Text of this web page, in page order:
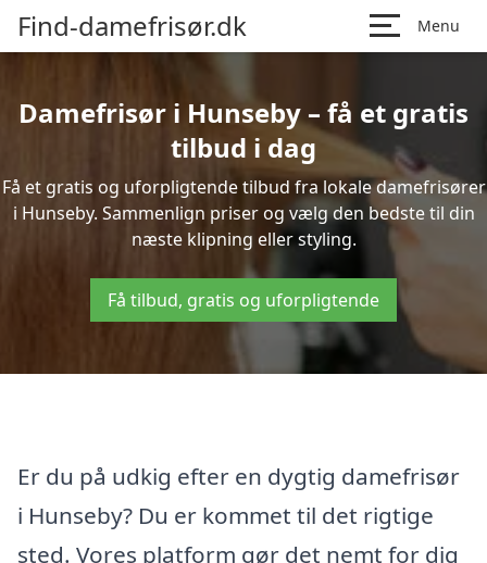
Find-damefrisør.dk Menu
Damefrisør i Hunseby – få et gratis
tilbud i dag
Få et gratis og uforpligtende tilbud fra lokale damefrisører
i Hunseby. Sammenlign priser og vælg den bedste til din
næste klipning eller styling.
Få tilbud, gratis og uforpligtende
Er du på udkig efter en dygtig damefrisør
i Hunseby? Du er kommet til det rigtige
sted. Vores platform gør det nemt for dig